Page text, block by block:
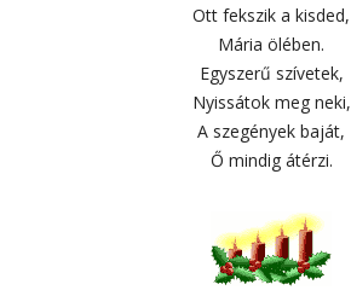
Ott fekszik a kisded,
Mária ölében.
Egyszerű szívetek,
Nyissátok meg neki,
A szegények baját,
Ő mindig átérzi.